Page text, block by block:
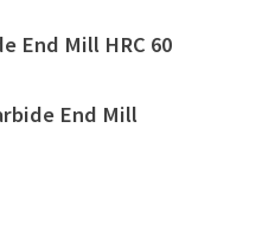
End Mill HRC 60
End Mill